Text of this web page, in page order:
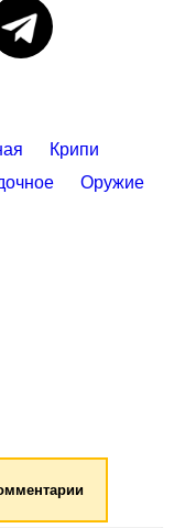
Крипи
Оружие